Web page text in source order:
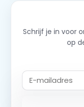
Schrijf je in voor
op